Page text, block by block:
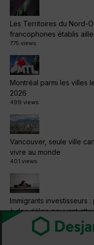
Les Territoires du Nord-
francophones établis
775 views
Montréal parmi les villes
2026
499 views
Vancouver, seule ville
vivre au monde
401 views
Immigrants investisseurs
à des délais pouvant
317 views